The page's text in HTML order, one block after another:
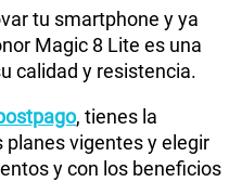
tu smartphone y ya
Magic 8 Lite es una
calidad y resistencia.
, tienes la
vigentes y elegir
y con los beneficios